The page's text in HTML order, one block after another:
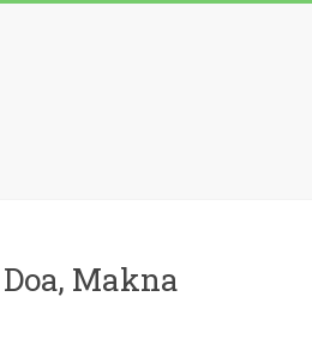
Makna